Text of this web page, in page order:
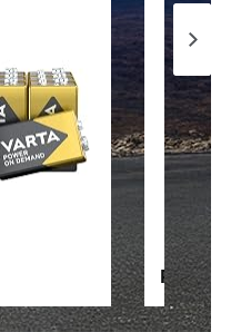
PILES
Page